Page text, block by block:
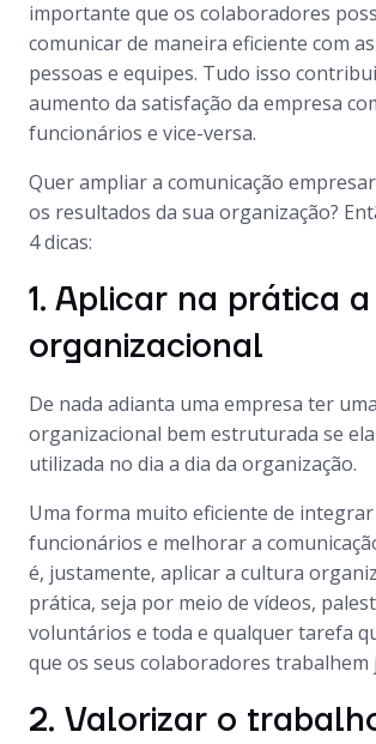
importante que os colaboradores
comunicar de maneira eficiente com
pessoas e equipes. Tudo isso
aumento da satisfação da empresa
funcionários e vice-versa.
Quer ampliar a comunicação
os resultados da sua organização?
4 dicas:
1. Aplicar na prática
organizacional
De nada adianta uma empresa ter
organizacional bem estruturada se
utilizada no dia a dia da organização.
Uma forma muito eficiente de
funcionários e melhorar a
é, justamente, aplicar a cultura
prática, seja por meio de vídeos,
voluntários e toda e qualquer tarefa
que os seus colaboradores trabalhem
2. Valorizar o